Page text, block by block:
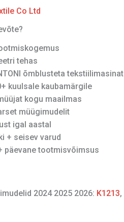
Co Ltd
tehas
õmblusteta tekstiilimasinat
kuulsale kaubamärgile
kogu maailmas
müügimudelit
igal aastal
+ seisev varud
päevane tootmisvõimsus
2024 2025 2026: K1213,